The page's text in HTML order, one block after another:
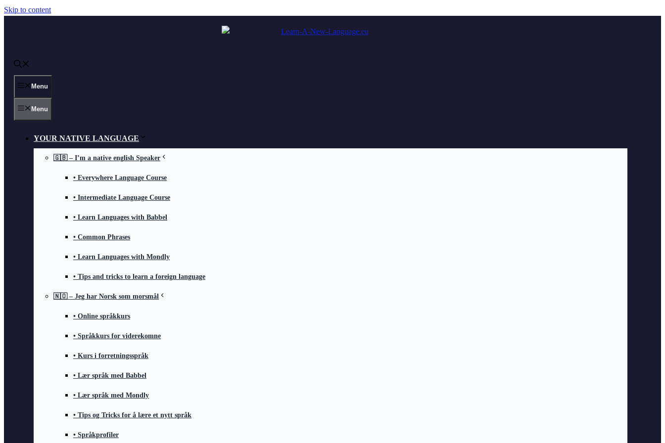
Skip to content
Menu
Menu
YOUR NATIVE LANGUAGE
🇬🇧 – I’m a native english Speaker
• Everywhere Language Course
• Intermediate Language Course
• Learn Languages with Babbel
• Common Phrases
• Learn Languages with Mondly
• Tips and tricks to learn a foreign language
🇳🇴 – Jeg har Norsk som morsmål
• Online språkkurs
• Språkkurs for viderekomne
• Kurs i forretningsspråk
• Lær språk med Babbel
• Lær språk med Mondly
• Tips og Tricks for å lære et nytt språk
• Språkprofiler